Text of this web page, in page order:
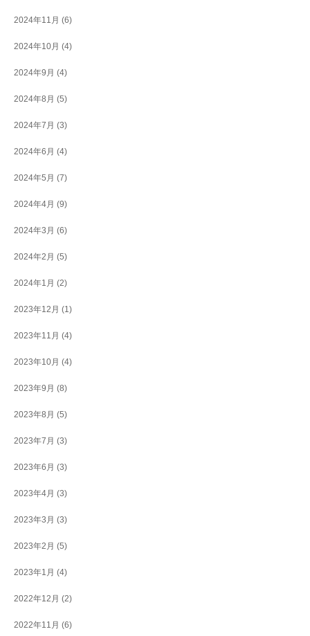
2024年11月 (6)
2024年10月 (4)
2024年9月 (4)
2024年8月 (5)
2024年7月 (3)
2024年6月 (4)
2024年5月 (7)
2024年4月 (9)
2024年3月 (6)
2024年2月 (5)
2024年1月 (2)
2023年12月 (1)
2023年11月 (4)
2023年10月 (4)
2023年9月 (8)
2023年8月 (5)
2023年7月 (3)
2023年6月 (3)
2023年4月 (3)
2023年3月 (3)
2023年2月 (5)
2023年1月 (4)
2022年12月 (2)
2022年11月 (6)